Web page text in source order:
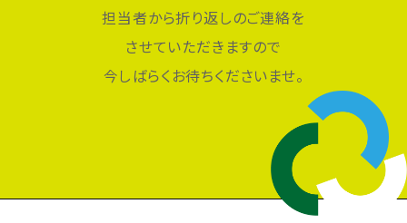
担当者から折り返しのご連絡を
させていただきますので
今しばらくお待ちくださいませ。